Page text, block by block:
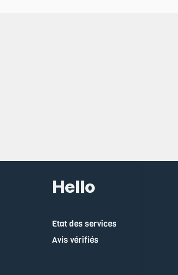
Hello
Etat des services
Avis vérifiés